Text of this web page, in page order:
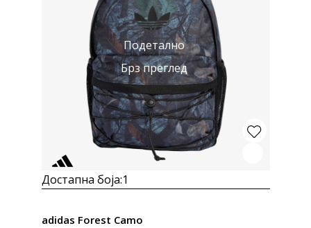
Подетално
Брз преглед
Достапна боја:1
adidas Forest Camo